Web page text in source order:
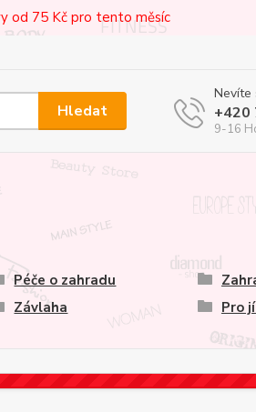
od 75 Kč pro tento měsíc
Hledat
Nevíte
+420
9-16
Péče o zahradu
Závlaha Pro